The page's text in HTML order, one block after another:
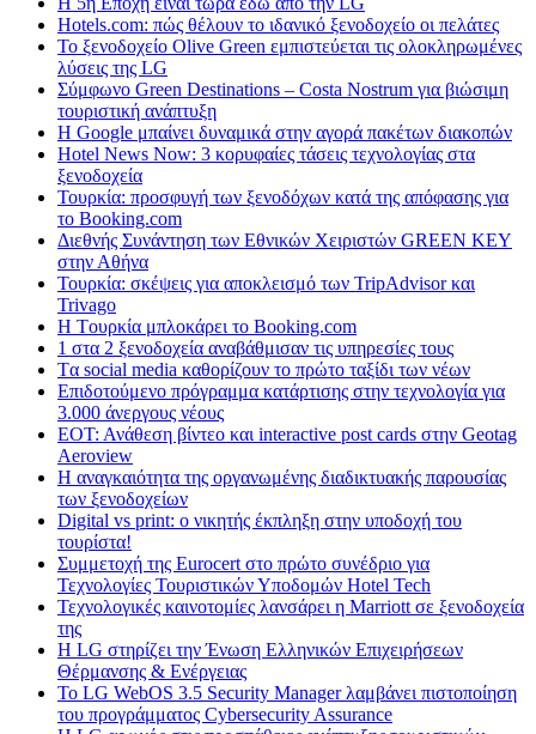
Hotels.com: πώς θέλουν το ιδανικό ξενοδοχείο οι πελάτες
To ξενοδοχείο Olive Green εμπιστεύεται τις ολοκληρωμένες
λύσεις της LG
Σύμφωνο Green Destinations – Costa Nostrum για βιώσιμη
τουριστική ανάπτυξη
H Google μπαίνει δυναμικά στην αγορά πακέτων διακοπών
Hotel News Now: 3 κορυφαίες τάσεις τεχνολογίας στα
ξενοδοχεία
Τουρκία: προσφυγή των ξενοδόχων κατά της απόφασης για
το Booking.com
Διεθνής Συνάντηση των Εθνικών Χειριστών GREEN KEY
στην Αθήνα
Τουρκία: σκέψεις για αποκλεισμό των TripAdvisor και
Trivago
H Tουρκία μπλοκάρει το Booking.com
1 στα 2 ξενοδοχεία αναβάθμισαν τις υπηρεσίες τους
Tα social media καθορίζουν το πρώτο ταξίδι των νέων
Επιδοτούμενο πρόγραμμα κατάρτισης στην τεχνολογία για
3.000 άνεργους νέους
ΕΟΤ: Ανάθεση βίντεο και interactive post cards στην Geotag
Aeroview
Η αναγκαιότητα της οργανωμένης διαδικτυακής παρουσίας
των ξενοδοχείων
Digital vs print: ο νικητής έκπληξη στην υποδοχή του
τουρίστα!
Συμμετοχή της Eurocert στο πρώτο συνέδριο για
Τεχνολογίες Τουριστικών Υποδομών Hotel Tech
Τεχνολογικές καινοτομίες λανσάρει η Marriott σε ξενοδοχεία
της
H LG στηρίζει την Ένωση Ελληνικών Επιχειρήσεων
Θέρμανσης & Ενέργειας
Το LG WebOS 3.5 Security Manager λαμβάνει πιστοποίηση
του προγράμματος Cybersecurity Assurance